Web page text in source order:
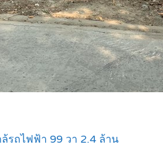
รถไฟฟ้า 99 วา 2.4 ล้าน